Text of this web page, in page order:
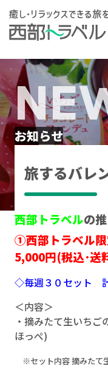
コンテンツへスキップ
メインナビゲー
お知らせ
旅するバレ
西部トラベルの
①西部トラベル
5,000円(税込･送
◇毎週３０セット
＜内容＞
・摘みたて生いち
ほっぺ)
※セット内容 摘みたて